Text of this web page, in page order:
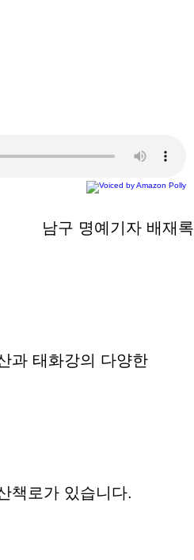
남구 명예기자 배재록
과 태화강의 다양한
책로가 있습니다.